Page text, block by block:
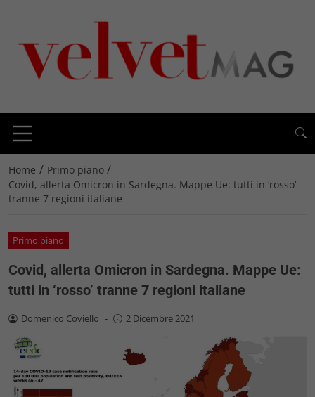
Home / Primo piano /
Covid, allerta Omicron in Sardegna. Mappe Ue: tutti in ‘rosso’
tranne 7 regioni italiane
Primo piano
Covid, allerta Omicron in Sardegna. Mappe Ue:
tutti in ‘rosso’ tranne 7 regioni italiane
Domenico Coviello - 2 Dicembre 2021